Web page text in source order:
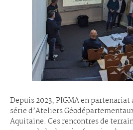
Depuis 2023, PIGMA en partenariat
série d’Ateliers
Aquitaine. Ces rencontres de